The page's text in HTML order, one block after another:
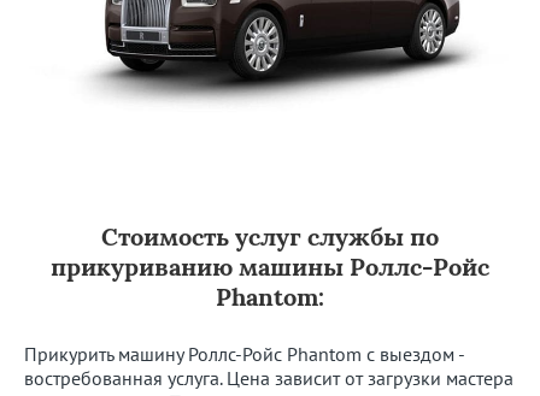
Стоимость услуг службы по
прикуриванию машины Роллс-Ройс
Phantom:
Прикурить машину Роллс-Ройс Phantom с выездом -
востребованная услуга. Цена зависит от загрузки мастера